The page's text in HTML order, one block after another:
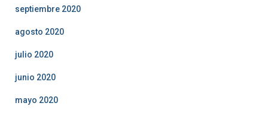
septiembre 2020
agosto 2020
julio 2020
junio 2020
mayo 2020